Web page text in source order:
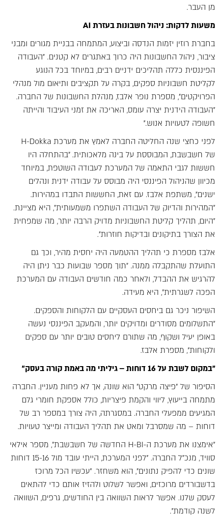
מן העבר.
משעות לדקות: ניהול חשבונות בעזרת AI
בחברת רוזין יזמות הנדסה וביצוע, המתמחה בבניית מגורים ומבני
ציבור, ניהול החשבונות היה כרוך באתגרים לא קטנים. "העבודה
הפיננסית כללה תהליכים ידניים רבים, במיוחד בכל הנוגע
לקליטת חשבוניות ספקים, בקרה על תקציבים ותיאום מול מנהלי
הפרויקטים", מספרת נופר אלבז, מנהלת החשבונות של החברה.
"העבודה הידנית יצרה עומס, האריכה את זמני העיבוד והייתה
חשופה לטעויות אנוש."
לפני כחצי שנה החליטה החברה לאמץ את מערכת H-Dokka
של חשבשבת, המבוססת על בינה מלאכותית. "בהתחלה היו
חששות לגבי התאמה של המערכת לעבודה השוטפת, במיוחד
מכיוון שהניהול הפיננסי היה מבוסס על עבודה ידנית ונהלים
ישנים", משתפת אלבז. עם זאת, החששות התבדו במהירות.
"המהירות והדיוק של העבודה השתפרו משמעותית", היא מציינת.
"היום, תהליך קליטת החשבוניות מדויק הרבה יותר, מה שמפחית
את הצורך בתיקונים ובדיקות חוזרות".
אלבז מספרת כי תהליך ההטמעה היה יחסית מהיר, וכך גם
התועלת שהתקבלה ממנה. "תוך מספר שבועות כבר ניתן היה
להרגיש את ההבדל, ולאחר כמה חודשים העבודה עם המערכת
הפכה לשגרתית", היא מעידה.
השיפור ניכר גם ביחסים העסקיים עם הלקוחות והספקים.
"התשלומים מסודרים ומדויקים יותר, והמעקב הפיננסי נעשה
באופן יעיל ושקוף, מה שתורם ליחסים טובים יותר עם ספקים
ולקוחות", מספרת אלבז.
"במקום לשבת על 16 דוחות – גיליתי מה באמת קורה בעסק"
הסיפור של "פיצה מרקט" הוא שונה, אך לא פחות מעניין. החברה
מתמחה בייעוץ, ליווי והקמת פיצריות, כולל אספקת חומרי גלם
המגיעים ממפעלי החברה. במסגרתה, היה צורך במספר רב של
דוחות – מה שמסרבל ומאט את תהליך העבודה ומייצר טעויות.
"אימצנו את מערכת ה-H-BI החדשה של חשבשבת", מספר אילאי
סוויד, מנכ"ל החברה. "לפני המערכת, הייתי עובד מול 15-16 דוחות
שונים כדי להפיק נתונים", הוא משחזר. "עכשיו הכל מרוכז
בדשבורדים מרוכזים, ואפשר לשלוט ולהזיז אותם כדי להתאים
לעסק שלנו. אפשר לראות השוואה בין החודשים, גרפים, השוואה
לשנה קודמת".